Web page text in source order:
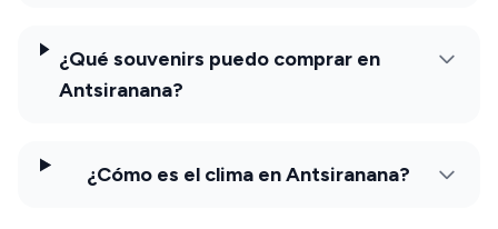
¿Qué souvenirs puedo comprar en
Antsiranana?
¿Cómo es el clima en Antsiranana?